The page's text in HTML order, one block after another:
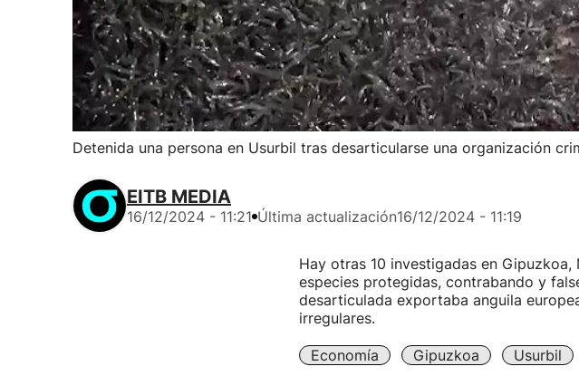
Detenida una persona en Usurbil tras desarticularse una organización
EITB MEDIA
16/12/2024 - 11:21 Última actualización16/12/2024 - 11:19
Hay otras 10 investigadas en
especies protegidas, contrabando y
desarticulada exportaba anguila
irregulares.
Economía Gipuzkoa Usurbil